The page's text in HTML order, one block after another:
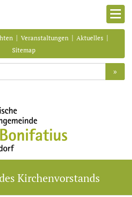
| Veranstaltungen | Aktuelles |
Sitemap
»
Kirchenvorstands